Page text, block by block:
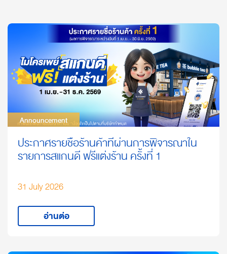
Announcement
Announcement
ประกาศรายชื่อร้านค้าที่ผ่านการพิจารณาใน
รายการสแกนดี ฟรีแต่งร้าน ครั้งที่ 1
31 July 2026
อ่านต่อ